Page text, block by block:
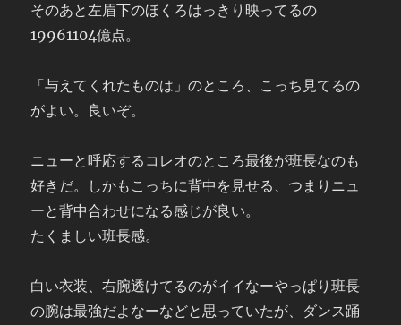
そのあと左眉下のほくろはっきり映ってるの
19961104億点。
「与えてくれたものは」のところ、こっち見てるの
がよい。良いぞ。
ニューと呼応するコレオのところ最後が班長なのも
好きだ。しかもこっちに背中を見せる、つまりニュ
ーと背中合わせになる感じが良い。
たくましい班長感。
白い衣装、右腕透けてるのがイイなーやっぱり班長
の腕は最強だよなーなどと思っていたが、ダンス踊